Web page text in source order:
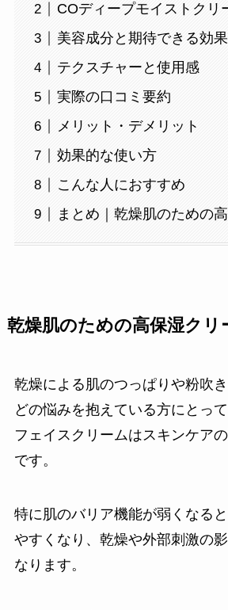
COディープモイストクリ
美容成分と期待できる効果
テクスチャーと使用感
実際の口コミ要約
メリット・デメリット
効果的な使い方
こんな人におすすめ
まとめ｜乾燥肌のための
乾燥肌のための高保湿クリ
乾燥による肌のつっぱりや粉吹
どの悩みを抱えている方にとっ
フェイスクリームはスキンケア
です。
特に肌のバリア機能が弱くなる
やすくなり、乾燥や外部刺激の
なります。